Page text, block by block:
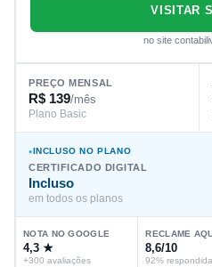
VISITAR
no site
PREÇO MENSAL
R$ 139/mês
Plano Basic
INCLUSO NO PLANO
CERTIFICADO DIGITAL
Incluso
em todos os planos
NOTA NO GOOGLE
4,3 ★
+300 avaliações
RECLAME
8,6/10
92%